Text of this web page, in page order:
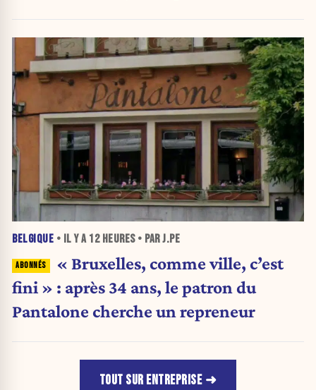
BELGIQUE • IL Y A 12 HEURES• PAR J.PE
« Bruxelles, comme ville, c’est
fini » : après 34 ans, le patron du
Pantalone cherche un repreneur
TOUT SUR ENTREPRISE